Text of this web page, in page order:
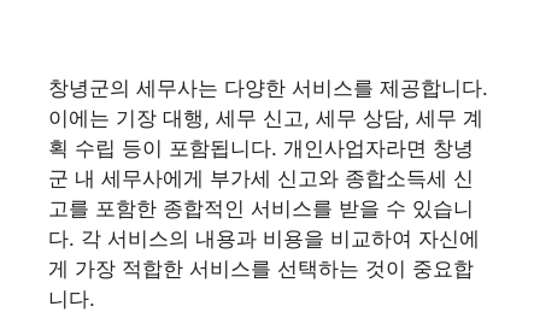
창녕군의 세무사는 다양한 서비스를 제공합니다.
이에는 기장 대행, 세무 신고, 세무 상담, 세무 계
획 수립 등이 포함됩니다. 개인사업자라면 창녕
군 내 세무사에게 부가세 신고와 종합소득세 신
고를 포함한 종합적인 서비스를 받을 수 있습니
다. 각 서비스의 내용과 비용을 비교하여 자신에
게 가장 적합한 서비스를 선택하는 것이 중요합
니다.